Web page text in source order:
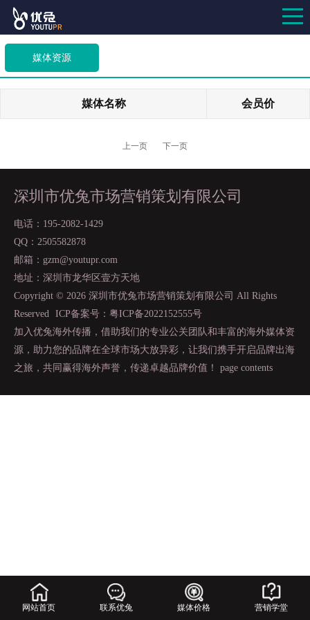
媒体资源
媒体名称 会员价
上一页 下一页
深圳市优兔市场营销策划有限公司
电话：195-2082-1429
QQ：2505582878
邮箱：gzm@youtupr.com
地址：深圳市龙华区壹方天地
Copyright © 2026 深圳市优兔市场营销策划有限公司 All Rights
Reserved
ICP备案号：粤ICP备2022152555号
加入优兔海外传播，借助我们的专业公关团队和丰富的海外媒体资
源，助力您的品牌在全球市场大放异彩，让我们携手开启品牌出海
之旅，共同赢得海外声誉，传递卓越品牌价值！ page contents
网站首页 联系优兔 媒体价格 营销学堂